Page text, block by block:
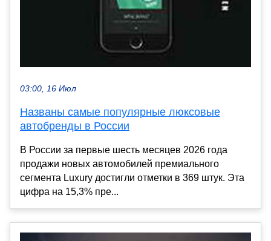
03:00, 16 Июл
Названы самые популярные люксовые
автобренды в России
В России за первые шесть месяцев 2026 года
продажи новых автомобилей премиального
сегмента Luxury достигли отметки в 369 штук. Эта
цифра на 15,3% пре...